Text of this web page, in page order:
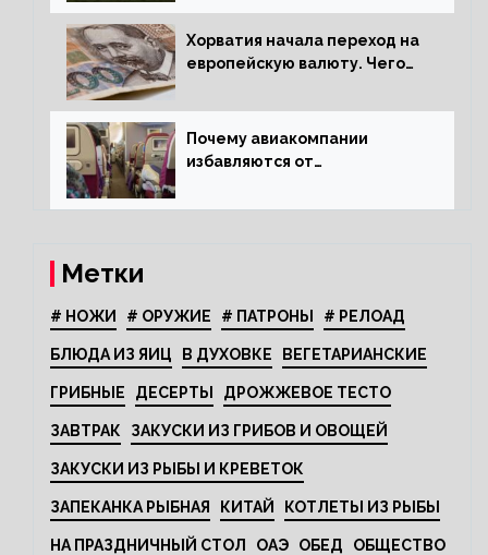
Хорватия начала переход на
европейскую валюту. Чего
Почему авиакомпании
избавляются от
Метки
# НОЖИ # ОРУЖИЕ # ПАТРОНЫ # РЕЛОАД
БЛЮДА ИЗ ЯИЦ В ДУХОВКЕ ВЕГЕТАРИАНСКИЕ
ГРИБНЫЕ ДЕСЕРТЫ ДРОЖЖЕВОЕ ТЕСТО
ЗАВТРАК ЗАКУСКИ ИЗ ГРИБОВ И ОВОЩЕЙ
ЗАКУСКИ ИЗ РЫБЫ И КРЕВЕТОК
ЗАПЕКАНКА РЫБНАЯ КИТАЙ КОТЛЕТЫ ИЗ РЫБЫ
НА ПРАЗДНИЧНЫЙ СТОЛ ОАЭ ОБЕД ОБЩЕСТВО